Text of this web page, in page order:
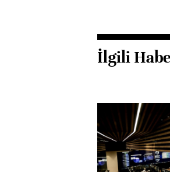
İlgili